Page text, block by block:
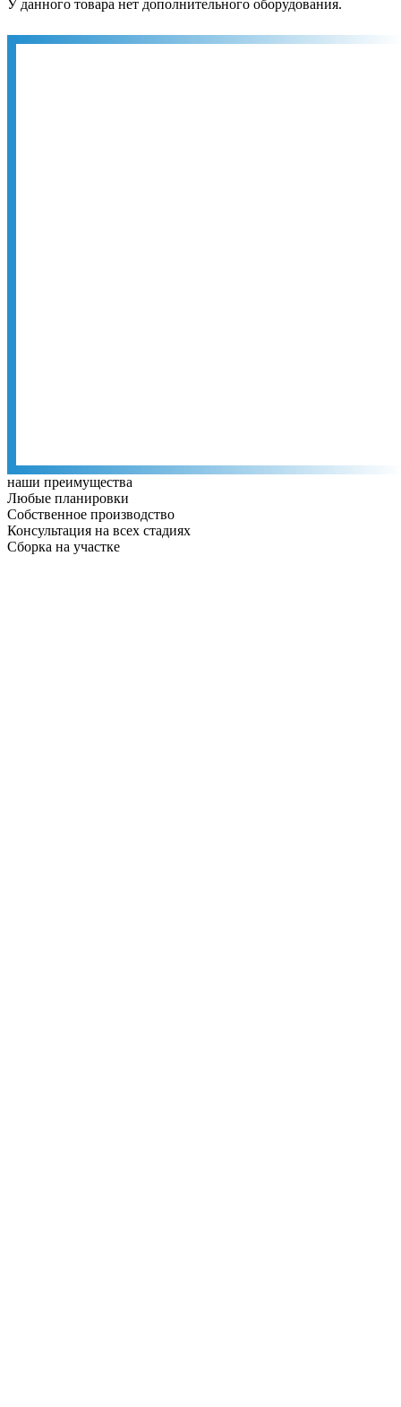
У данного товара нет дополнительного оборудования.
наши преимущества
Любые планировки
Собственное производство
Консультация на всех стадиях
Сборка на участке